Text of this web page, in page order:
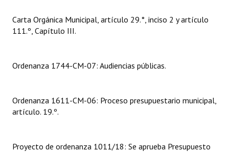
Reglamento Interno
Organigrama
Informes de Gestión
Carta Orgánica Municipal, artículo 29.°, inciso 2 y artículo
111.º, Capítulo III.
Ordenanza 1744-CM-07: Audiencias públicas.
Ordenanza 1611-CM-06: Proceso presupuestario municipal,
artículo. 19.º.
Proyecto de ordenanza 1011/18: Se aprueba Presupuesto